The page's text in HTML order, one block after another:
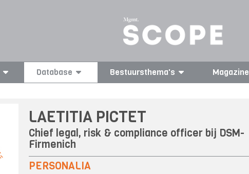
Database Bestuursthema's Magazine
LAETITIA PICTET
Chief legal, risk & compliance officer bij DSM-
Firmenich
PERSONALIA